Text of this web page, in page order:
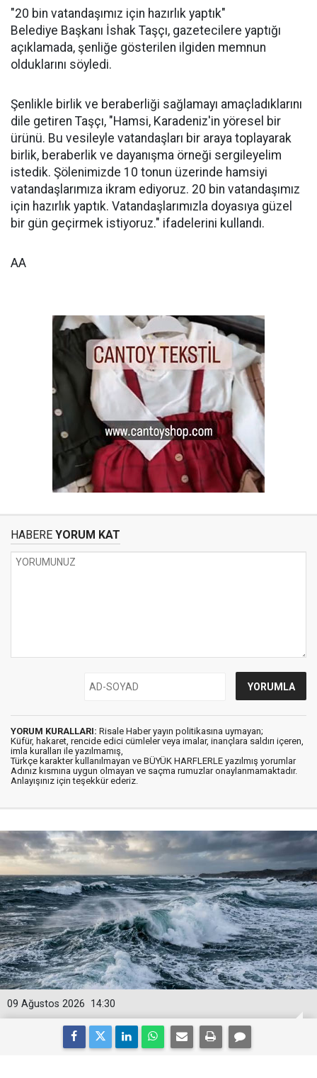
"20 bin vatandaşımız için hazırlık yaptık"
Belediye Başkanı İshak Taşçı, gazetecilere yaptığı
açıklamada, şenliğe gösterilen ilgiden memnun
olduklarını söyledi.
Şenlikle birlik ve beraberliği sağlamayı amaçladıklarını
dile getiren Taşçı, "Hamsi, Karadeniz'in yöresel bir
ürünü. Bu vesileyle vatandaşları bir araya toplayarak
birlik, beraberlik ve dayanışma örneği sergileyelim
istedik. Şölenimizde 10 tonun üzerinde hamsiyi
vatandaşlarımıza ikram ediyoruz. 20 bin vatandaşımız
için hazırlık yaptık. Vatandaşlarımızla doyasıya güzel
bir gün geçirmek istiyoruz." ifadelerini kullandı.
AA
HABERE YORUM KAT
YORUM KURALLARI: Risale Haber yayın politikasına uymayan;
Küfür, hakaret, rencide edici cümleler veya imalar, inançlara saldırı içeren,
imla kuralları ile yazılmamış,
Türkçe karakter kullanılmayan ve BÜYÜK HARFLERLE yazılmış yorumlar
Adınız kısmına uygun olmayan ve saçma rumuzlar onaylanmamaktadır.
Anlayışınız için teşekkür ederiz.
14:30
09 Ağustos 2026